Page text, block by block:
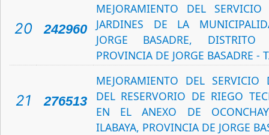
20 242960
MEJORAMIENTO DEL
JARDINES DE LA
JORGE BASADRE,
PROVINCIA DE JORGE BASADRE -
21 276513
MEJORAMIENTO DEL SERVICIO
DEL RESERVORIO DE RIEGO
EN EL ANEXO DE
ILABAYA, PROVINCIA DE JORGE